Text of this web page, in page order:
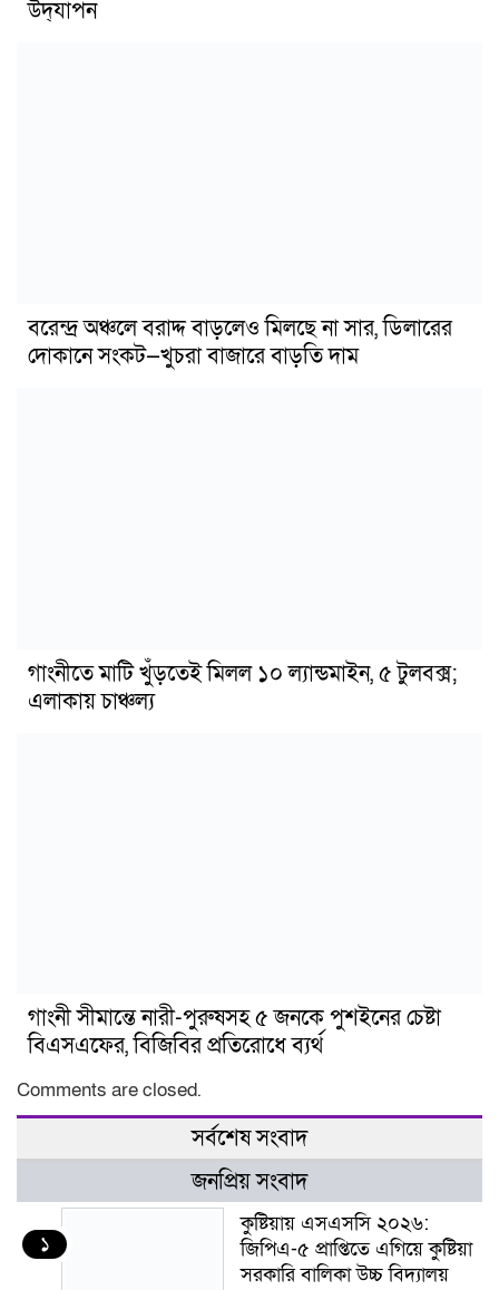
উদ্‌যাপন
বরেন্দ্র অঞ্চলে বরাদ্দ বাড়লেও মিলছে না সার, ডিলারের
দোকানে সংকট—খুচরা বাজারে বাড়তি দাম
গাংনীতে মাটি খুঁড়তেই মিলল ১০ ল্যান্ডমাইন, ৫ টুলবক্স;
এলাকায় চাঞ্চল্য
গাংনী সীমান্তে নারী-পুরুষসহ ৫ জনকে পুশইনের চেষ্টা
বিএসএফের, বিজিবির প্রতিরোধে ব্যর্থ
Comments are closed.
সর্বশেষ সংবাদ
জনপ্রিয় সংবাদ
১
কুষ্টিয়ায় এসএসসি ২০২৬:
জিপিএ-৫ প্রাপ্তিতে এগিয়ে কুষ্টিয়া
সরকারি বালিকা উচ্চ বিদ্যালয়